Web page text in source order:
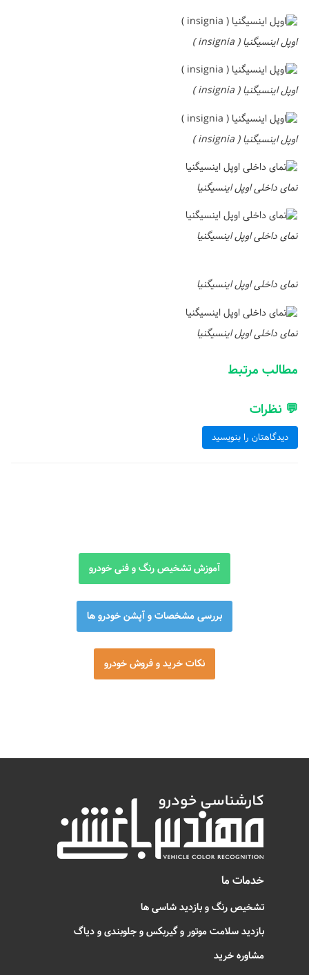
اوپل اینسیگنیا ( insignia )
اوپل اینسیگنیا ( insignia )
اوپل اینسیگنیا ( insignia )
نمای داخلی اوپل اینسیگنیا
نمای داخلی اوپل اینسیگنیا
نمای داخلی اوپل اینسیگنیا
نمای داخلی اوپل اینسیگنیا
مطالب مرتبط
💬 نظرات
دیدگاهتان را بنویسید
آموزش تشخیص رنگ و فنی خودرو
بررسی مشخصات و آپشن خودرو ها
نکات خرید و فروش خودرو
خدمات ما
تشخیص رنگ و بازدید شاسی ها
بازدید سلامت موتور و گیربکس و جلوبندی و دیاگ
مشاوره خرید